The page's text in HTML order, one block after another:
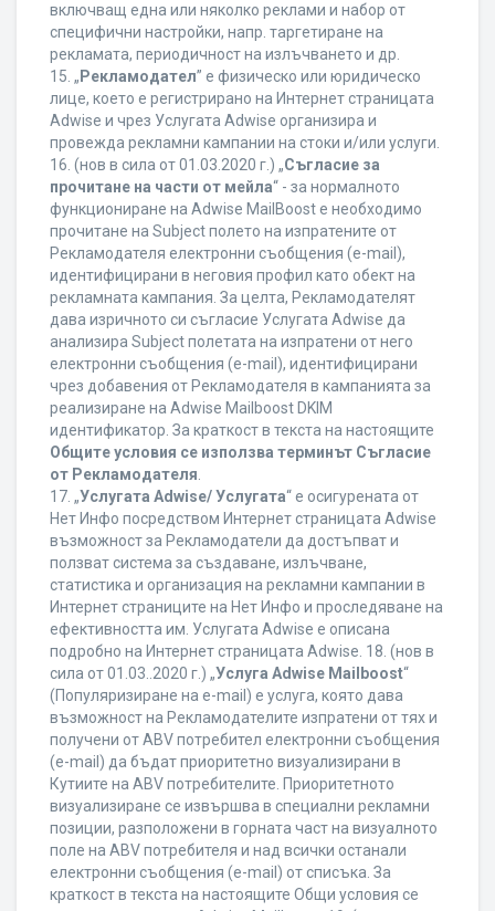
включващ една или няколко реклами и набор от
специфични настройки, напр. таргетиране на
рекламата, периодичност на излъчването и др.
15. „ Рекламодател” е физическо или юридическо
лице, което е регистрирано на Интернет страницата
Adwise и чрез Услугата Adwise организира и
провежда рекламни кампании на стоки и/или услуги.
16. (нов в сила от 01.03.2020 г.) „Съгласие за
прочитане на части от мейла“ - за нормалното
функциониране на Adwise MailBoost е необходимо
прочитане на Subject полето на изпратените от
Рекламодателя електронни съобщения (e-mail),
идентифицирани в неговия профил като обект на
рекламната кампания. За целта, Рекламодателят
дава изричното си съгласие Услугата Adwise да
анализира Subject полетата на изпратени от него
електронни съобщения (e-mail), идентифицирани
чрез добавения от Рекламодателя в кампанията за
реализиране на Adwise Mailboost DKIM
идентификатор. За краткост в текста на настоящите
Общите условия се използва терминът Съгласие
от Рекламодателя
17. „Услугата Adwise/ Услугата“ е осигурената от
Нет Инфо посредством Интернет страницата Adwise
възможност за Рекламодатели да достъпват и
ползват система за създаване, излъчване,
статистика и организация на рекламни кампании в
Интернет страниците на Нет Инфо и проследяване на
ефективността им. Услугата Adwise е описана
подробно на Интернет страницата Adwise. 18. (нов в
сила от 01.03..2020 г.) „Услуга Adwise Mailboost“
(Популяризиране на e-mail) е услуга, която дава
възможност на Рекламодателите изпратени от тях и
получени от ABV потребител електронни съобщения
(e-mail) да бъдат приоритетно визуализирани в
Кутиите на ABV потребителите. Приоритетното
визуализиране се извършва в специални рекламни
позиции, разположени в горната част на визуалното
поле на ABV потребителя и над всички останали
електронни съобщения (e-mail) от списъка. За
краткост в текста на настоящите Общи условия се